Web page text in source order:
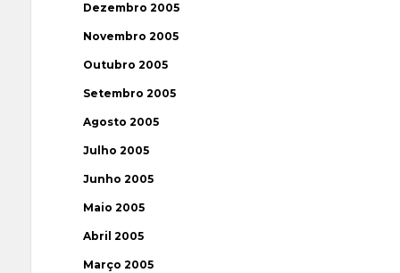
Dezembro 2005
Novembro 2005
Outubro 2005
Setembro 2005
Agosto 2005
Julho 2005
Junho 2005
Maio 2005
Abril 2005
Março 2005